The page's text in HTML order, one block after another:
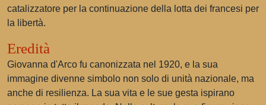
catalizzatore per la continuazione della lotta dei francesi per
la libertà.
Eredità
Giovanna d'Arco fu canonizzata nel 1920, e la sua
immagine divenne simbolo non solo di unità nazionale, ma
anche di resilienza. La sua vita e le sue gesta ispirano